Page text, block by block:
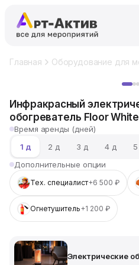
Главная Оборудование для
Инфракрасный
обогреватель Floor White
Время аренды (дней)
1 д
2 д 3 д 4 д
Дополнительные опции
Тех. специалист+6 500 ₽
Огнетушитель+1 200 ₽
Электрические